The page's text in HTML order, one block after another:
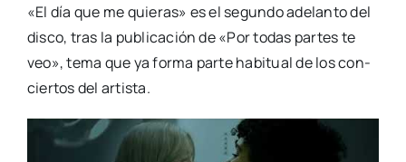
«El día que me quie­ras» es el segun­do ade­lan­to del
dis­co, tras la publi­ca­ción de «Por todas par­tes te
veo», tema que ya for­ma par­te habi­tual de los con­
cier­tos del artis­ta.